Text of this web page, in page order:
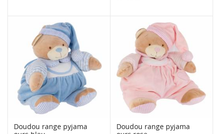
Doudou range pyjama
Doudou range pyjama